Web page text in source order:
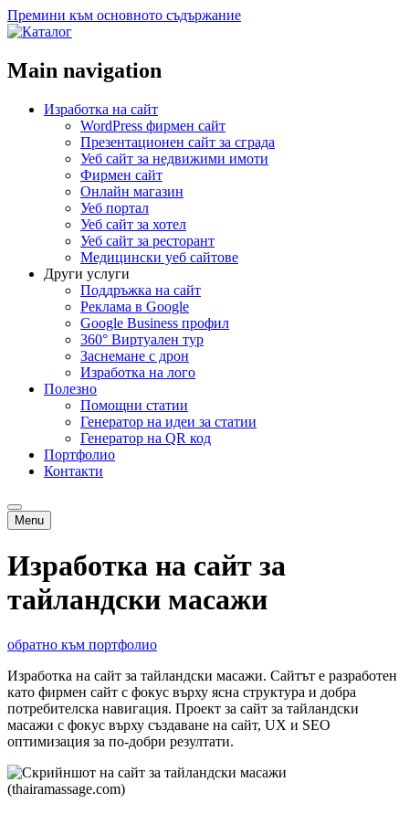
Премини към основното съдържание
Main navigation
Изработка на сайт
WordPress фирмен сайт
Презентационен сайт за сграда
Уеб сайт за недвижими имоти
Фирмен сайт
Онлайн магазин
Уеб портал
Уеб сайт за хотел
Уеб сайт за ресторант
Медицински уеб сайтове
Други услуги
Поддръжка на сайт
Реклама в Google
Google Business профил
360° Виртуален тур
Заснемане с дрон
Изработка на лого
Полезно
Помощни статии
Генератор на идеи за статии
Генератор на QR код
Портфолио
Контакти
Menu
Изработка на сайт за
тайландски масажи
обратно към портфолио
Изработка на сайт за тайландски масажи. Сайтът е разработен
като фирмен сайт с фокус върху ясна структура и добра
потребителска навигация. Проект за сайт за тайландски
масажи с фокус върху създаване на сайт, UX и SEO
оптимизация за по-добри резултати.